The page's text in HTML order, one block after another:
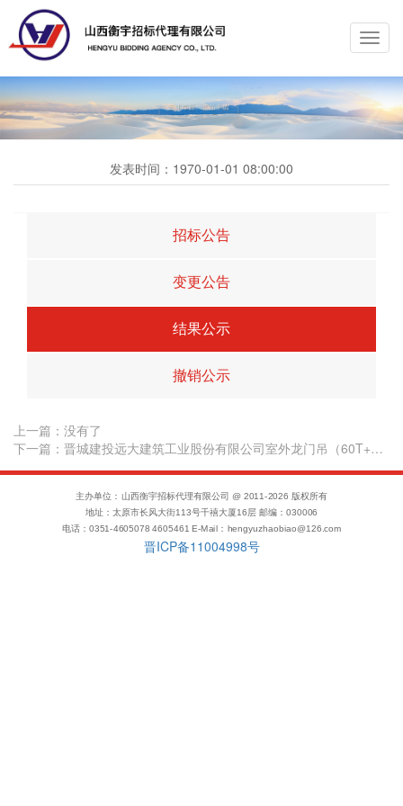
发表时间： 1970-01-01 08:00:00
招标公告
变更公告
结果公示
撤销公示
上一篇： 没有了
下一篇：晋城建投远大建筑工业股份有限公司室外龙门吊（60T+25T）采购项目成交结果公告
主办单位：山西衡宇招标代理有限公司 @ 2011-2026 版权所有
地址：太原市长风大街113号千禧大厦16层 邮编：030006
电话：0351-4605078 4605461 E-Mail：hengyuzhaobiao@126.com
晋ICP备11004998号